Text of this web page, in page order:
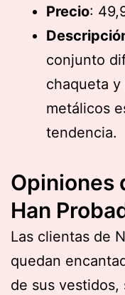
Precio:
conjunto
chaqueta
metálicos
tendencia.
Opiniones
Han
Las clientas de
quedan
de sus